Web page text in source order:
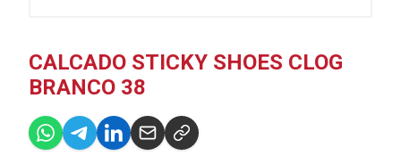
CALCADO STICKY SHOES CLOG
BRANCO 38